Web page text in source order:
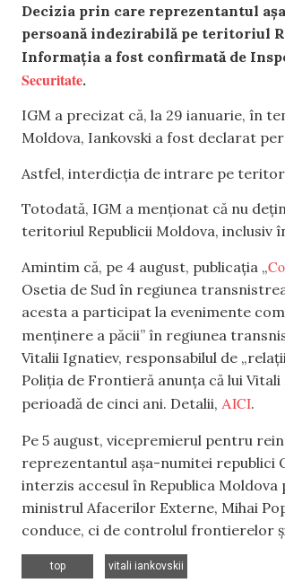
Decizia prin care reprezentantul
persoană indezirabilă pe teritoriul
Informația a fost confirmată de
Securitate.
IGM a precizat că, la 29 ianuarie, în
Moldova, Iankovski a fost declarat
Astfel, interdicția de intrare pe
Totodată, IGM a menționat că nu
teritoriul Republicii Moldova, inclusiv
Amintim că, pe 4 august, publicația „
Osetia de Sud în regiunea
acesta a participat la evenimente
menținere a păcii” în regiunea
Vitalii Ignatiev, responsabilul de
Poliția de Frontieră anunța că lui
perioadă de cinci ani. Detalii, AICI.
Pe 5 august, vicepremierul pentru
reprezentantul așa-numitei republici
interzis accesul în Republica
ministrul Afacerilor Externe, Mihai
conduce, ci de controlul frontierelor
top
vitali iankovskii